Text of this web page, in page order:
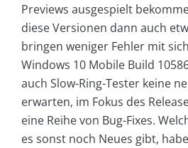
Previews ausgespielt
diese Versionen dann auch
bringen weniger Fehler mit
Windows 10 Mobile Build
auch Slow-Ring-Tester keine
erwarten, im Fokus des
eine Reihe von Bug-Fixes.
es sonst noch Neues gibt,